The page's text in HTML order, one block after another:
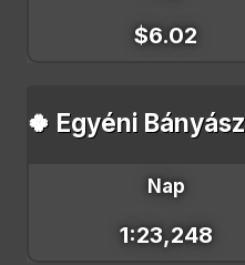
$6.02
🍀 Egyéni
Nap
1:23,248